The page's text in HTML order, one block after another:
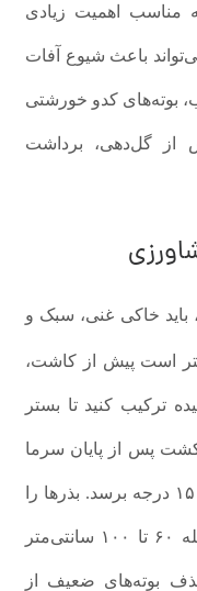
مناسب اهمیت زیادی
باعث شیوع آفات
بوته‌های کدو خورشتی
از گل‌دهی، برداشت
، باید خاکی غنی، سبک و
است پیش از کاشت،
ترکیب کنید تا بستر
پس از پایان سرما
و زمانی است که دمای خاک به حدود ۱۵ درجه برسد. بذرها را
در عمق ۲ تا ۵ سانتی‌متری و با فاصله ۶۰ تا ۱۰۰ سانتی‌متر
بوته‌های ضعیف از